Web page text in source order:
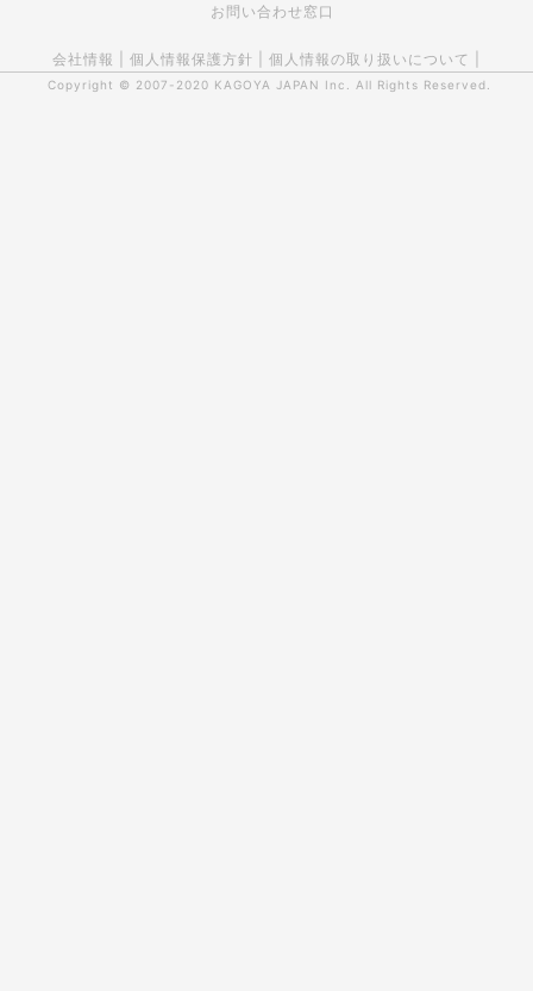
お問い合わせ窓口
会社情報 個人情報保護方針 個人情報の取り扱いについて
Copyright © 2007-2020 KAGOYA JAPAN Inc. All Rights Reserved.